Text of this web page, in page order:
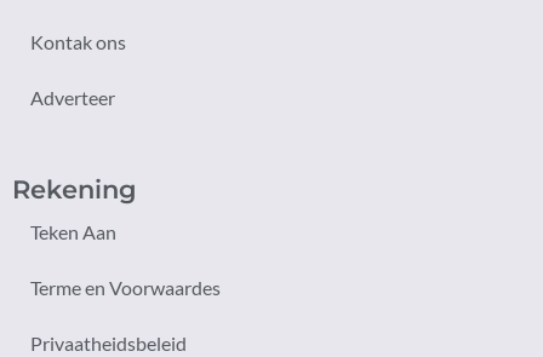
Kontak ons
Adverteer
Rekening
Teken Aan
Terme en Voorwaardes
Privaatheidsbeleid